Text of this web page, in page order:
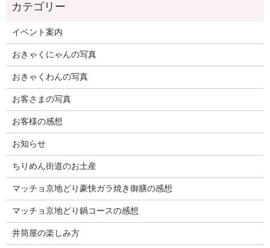
イベント案内
おきゃくにゃんの写真
おきゃくわんの写真
お客さまの写真
お客様の感想
お知らせ
ちりめん街道のお土産
マッチョ京地どり豪快ガラ焼き御膳の感想
マッチョ京地どり鍋コースの感想
井筒屋の楽しみ方